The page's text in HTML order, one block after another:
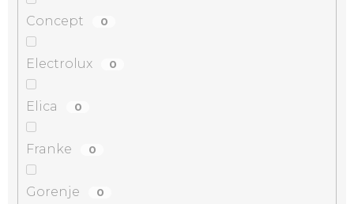
Concept 0
Electrolux 0
Elica 0
Franke 0
Gorenje 0